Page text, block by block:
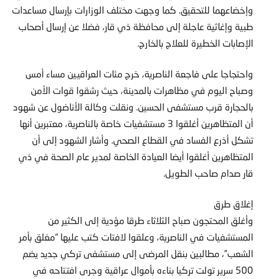
وإخضاعهما للتحقيق. كما وجهت مختلف الوزارات بإرسال مساعدات
طبية وإغاثية عاجلة إلى محافظة ذي قار، فضلا عن إرسال أصحاب
الإصابات الخطيرة للعلاج بالخارج.
واحتجاجا على فاجعة الناصرية، خرج مئات العراقيين مساء أمس
وصباح اليوم في مظاهرات بالمدينة، حيث رشقوا قوات الأمن
بالحجارة قرب مستشفى الحسين. ونقلت وكالة الأناضول عن شهود
أن المتظاهرين أغلقوا 3 مستشفيات خاصة بالناصرية، معتبرين أنها
تشكل أذرع الفساد في القطاع الصحي. وأشار الشهود إلى أن
المتظاهرين أغلقوا أيضا العيادة الخاصة لمدير عام الصحة في ذي
قار صدام صاحب الطويل.
إغلاق طرق
وأغلق المحتجون صباح الثلاثاء طرقا مؤدية إلى الكثير من
المستشفيات في الناصرية، وعلقوا لافتات كتب عليها “مغلق بأمر
الشعب”، مطالبين بنقل المرضى إلى مستشفى تركي جديد يضم
500 سرير تولت تركيا بناءه بأموال عراقية وجرى افتتاحه في